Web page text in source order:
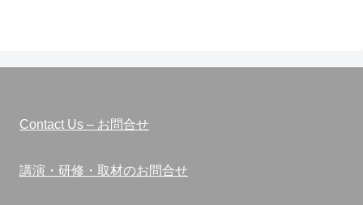
Contact Us – お問合せ
講演・研修・取材のお問合せ